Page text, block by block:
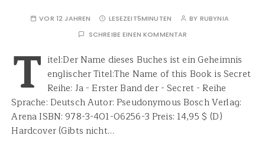
VOR 12 JAHREN LESEZEIT5MINUTEN BY RUBYNIA
SCHREIBE EINEN KOMMENTAR
T itel:Der Name dieses Buches ist ein Geheimnis
englischer Titel:The Name of this Book is Secret
Reihe: Ja - Erster Band der - Secret - Reihe
Sprache: Deutsch Autor: Pseudonymous Bosch Verlag:
Arena ISBN: 978-3-401-06256-3 Preis: 14,95 $ (D)
Hardcover (Gibts nicht…